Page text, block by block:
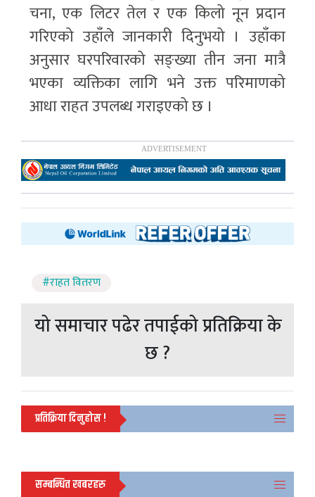
चना, एक लिटर तेल र एक किलो नून प्रदान
गरिएको उहाँले जानकारी दिनुभयो । उहाँका
अनुसार घरपरिवारको सङ्ख्या तीन जना मात्रै
भएका व्यक्तिका लागि भने उक्त परिमाणको
आधा राहत उपलब्ध गराइएको छ ।
#राहत वितरण
यो समाचार पढेर तपाईको प्रतिक्रिया के
छ ?
प्रतिक्रिया दिनुहोस !
सम्बन्धित खबरहरु